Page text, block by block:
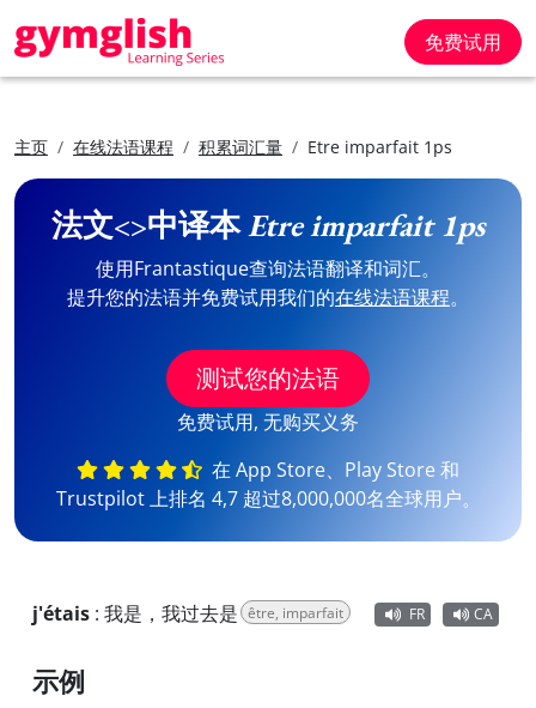
免费试用
主页 在线法语课程 积累词汇量 Etre imparfait 1ps
法文<>中译本Etre imparfait 1ps
使用Frantastique查询法语翻译和词汇。
提升您的法语并免费试用我们的在线法语课程。
测试您的法语
免费试用, 无购买义务
在 App Store、Play Store 和
Trustpilot 上排名 4,7 超过8,000,000名全球用户。
j'étais : 我是，我过去是 être, imparfait FR CA
示例